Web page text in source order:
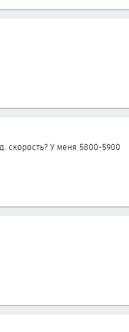
скорость? У меня 5800-5900